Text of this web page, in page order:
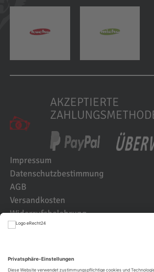
AKZEPTIERTE
Impressum
Datenschutzbestimmung
AGB
Versandkosten
Widerrufsbelehrung
Kundenbewertungen